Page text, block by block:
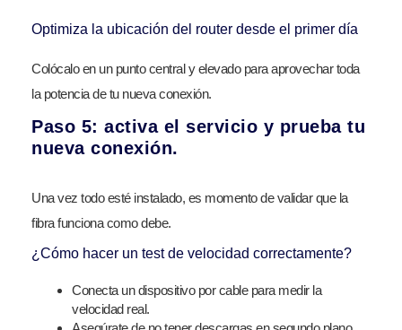
Optimiza la ubicación del router desde el primer día
Colócalo en un punto central y elevado para aprovechar toda
la potencia de tu nueva conexión.
Paso 5: activa el servicio y prueba tu
nueva conexión.
Una vez todo esté instalado, es momento de validar que la
fibra funciona como debe.
¿Cómo hacer un test de velocidad correctamente?
Conecta un dispositivo por cable para medir la
velocidad real.